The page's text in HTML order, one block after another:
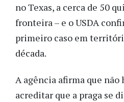
no Texas, a cerca de 50
fronteira – e o USDA
primeiro caso em
década.
A agência afirma que não
acreditar que a praga se